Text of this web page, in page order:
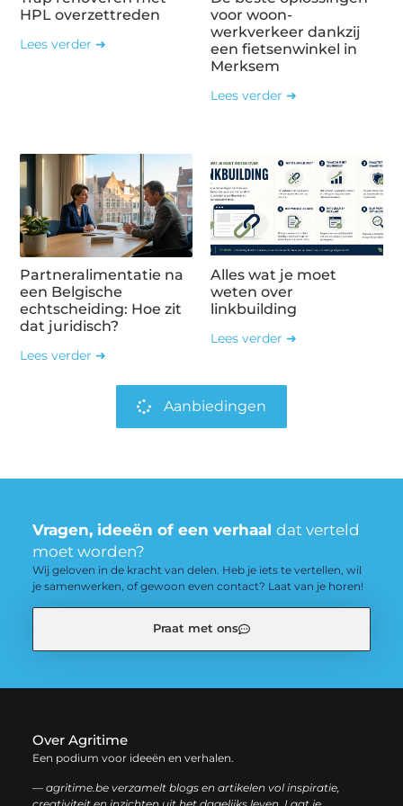
HPL overzettreden
Lees verder ➜
voor woon-
werkverkeer dankzij
een fietsenwinkel in
Merksem
Lees verder ➜
Partneralimentatie na
een Belgische
echtscheiding: Hoe zit
dat juridisch?
Lees verder ➜
Alles wat je moet
weten over
linkbuilding
Lees verder ➜
Aanbiedingen
Vragen, ideeën of een verhaal dat verteld
moet worden?
Wij geloven in de kracht van delen. Heb je iets te vertellen, wil
je samenwerken, of gewoon even contact? Laat van je horen!
Praat met ons
Over Agritime
Een podium voor ideeën en verhalen.
— agritime.be verzamelt blogs en artikelen vol inspiratie,